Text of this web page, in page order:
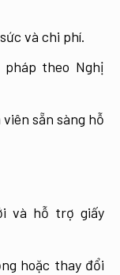
và chi phí.
theo Nghị
sẵn sàng hỗ
và hỗ trợ giấy
hoặc thay đổi